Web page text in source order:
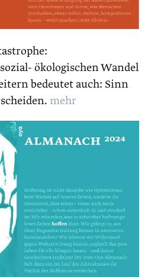
ökologischen Wandel
bedeutet auch: Sinn
mehr